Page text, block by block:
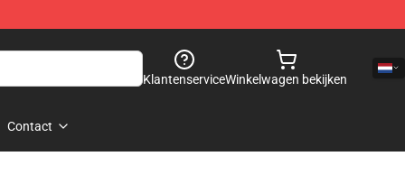
KlantenserviceWinkelwagen bekijken
Contact